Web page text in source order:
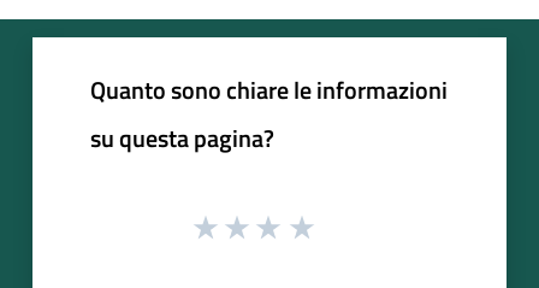
Quanto sono chiare le informazioni
su questa pagina?